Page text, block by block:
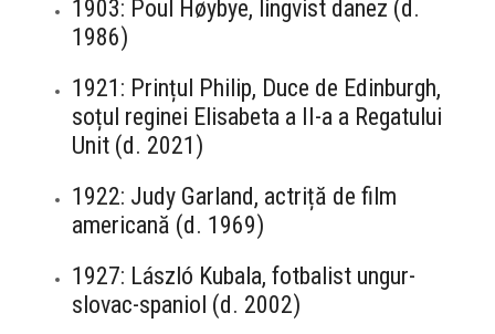
1903: Poul Høybye, lingvist danez (d.
1986)
1921: Prințul Philip, Duce de Edinburgh,
soțul reginei Elisabeta a II-a a Regatului
Unit (d. 2021)
1922: Judy Garland, actriță de film
americană (d. 1969)
1927: László Kubala, fotbalist ungur-
slovac-spaniol (d. 2002)